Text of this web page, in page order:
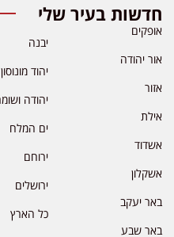
חדשות בעיר שלי
אופקים
אור יהודה
אזור
אילת
אשדוד
אשקלון
באר יעקב
באר שבע
יבנה
יהוד מונוסון
יהודה
ים המלח
ירוחם
ירושלים
כל הארץ